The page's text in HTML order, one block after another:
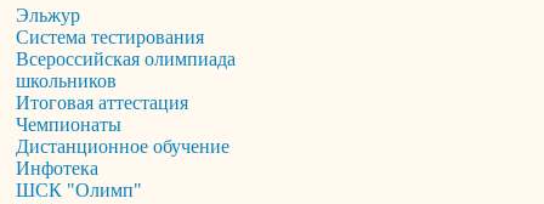
Эльжур
Система тестирования
Всероссийская олимпиада
школьников
Итоговая аттестация
Чемпионаты
Дистанционное обучение
Инфотека
ШСК "Олимп"